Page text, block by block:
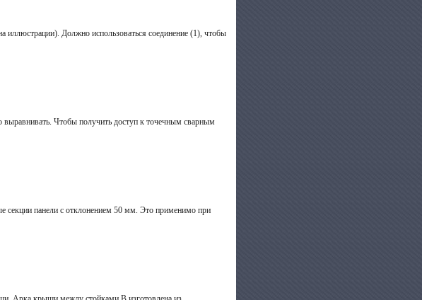
иллюстрации). Должно использоваться соединение (1), чтобы
Чтобы получить доступ к точечным сварным
секции панели с отклонением 50 мм. Это применимо при